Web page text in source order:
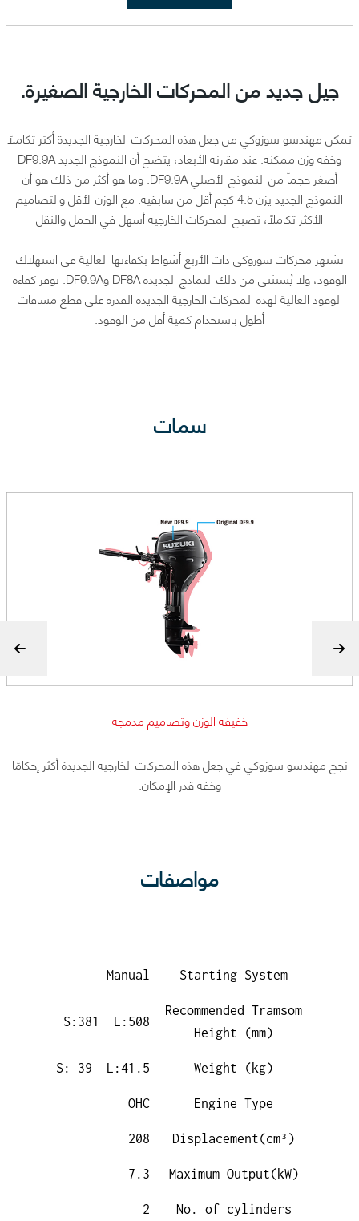
جيل جديد من المحركات الخارجية الصغيرة.
تمكن مهندسو سوزوكي من جعل هذه المحركات الخارجية الجديدة أكثر تكاملًا
وخفة وزن ممكنة. عند مقارنة الأبعاد، يتضح أن النموذج الجديد DF9.9A
أصغر حجماً من النموذج الأصلي DF9.9A. وما هو أكثر من ذلك هو أن
النموذج الجديد يزن 4.5 كجم أقل من سابقيه. مع الوزن الأقل والتصاميم
الأكثر تكاملاً، تصبح المحركات الخارجية أسهل في الحمل والنقل
تشتهر محركات سوزوكي ذات الأربع أشواط بكفاءتها العالية في استهلاك
الوقود، ولا يُستثنى من ذلك النماذج الجديدة DF8A وDF9.9A. توفر كفاءة
الوقود العالية لهذه المحركات الخارجية الجديدة القدرة على قطع مسافات
أطول باستخدام كمية أقل من الوقود.
سمات
خفيفة الوزن وتصاميم مدمجة
نجح مهندسو سوزوكي في جعل هذه المحركات الخارجية الجديدة أكثر إحكامًا
وخفة قدر الإمكان.
مواصفات
Starting System
Manual
Recommended Tramsom
Height (mm)
S:381 L:508
Weight (kg)
S: 39 L:41.5
Engine Type
OHC
Displacement(cm³)
208
Maximum Output(kW)
7.3
No. of cylinders
2